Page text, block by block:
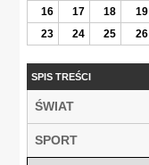
16
17 18 19
23
24 25 26
SPIS TREŚCI
ŚWIAT
SPORT